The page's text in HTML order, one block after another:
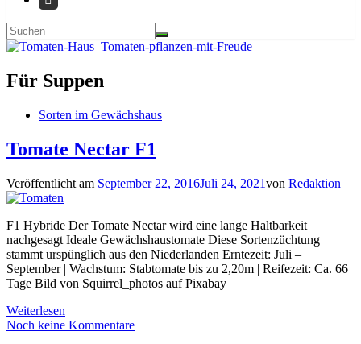
Für Suppen
Sorten im Gewächshaus
Tomate Nectar F1
Veröffentlicht am September 22, 2016Juli 24, 2021von Redaktion
F1 Hybride Der Tomate Nectar wird eine lange Haltbarkeit
nachgesagt Ideale Gewächshaustomate Diese Sortenzüchtung
stammt urspünglich aus den Niederlanden Erntezeit: Juli –
September | Wachstum: Stabtomate bis zu 2,20m | Reifezeit: Ca. 66
Tage Bild von Squirrel_photos auf Pixabay
Weiterlesen
Noch keine Kommentare